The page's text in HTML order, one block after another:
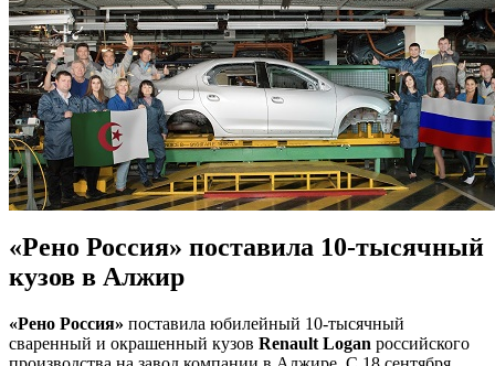
«Рено Россия» поставила 10-тысячный
кузов в Алжир
«Рено Россия» поставила юбилейный 10-тысячный
сваренный и окрашенный кузов Renault Logan российского